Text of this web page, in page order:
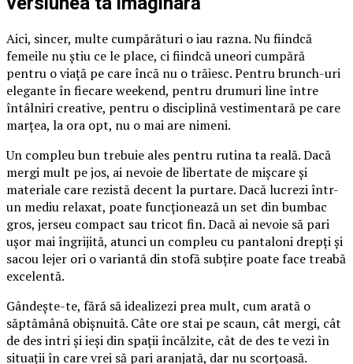
Aici, sincer, multe cumpărături o iau razna. Nu fiindcă
femeile nu știu ce le place, ci fiindcă uneori cumpără
pentru o viață pe care încă nu o trăiesc. Pentru brunch-uri
elegante în fiecare weekend, pentru drumuri line între
întâlniri creative, pentru o disciplină vestimentară pe care
marțea, la ora opt, nu o mai are nimeni.
Un compleu bun trebuie ales pentru rutina ta reală. Dacă
mergi mult pe jos, ai nevoie de libertate de mișcare și
materiale care rezistă decent la purtare. Dacă lucrezi într-
un mediu relaxat, poate funcționează un set din bumbac
gros, jerseu compact sau tricot fin. Dacă ai nevoie să pari
ușor mai îngrijită, atunci un compleu cu pantaloni drepți și
sacou lejer ori o variantă din stofă subțire poate face treabă
excelentă.
Gândește-te, fără să idealizezi prea mult, cum arată o
săptămână obișnuită. Câte ore stai pe scaun, cât mergi, cât
de des intri și ieși din spații încălzite, cât de des te vezi în
situații în care vrei să pari aranjată, dar nu scorțoasă.